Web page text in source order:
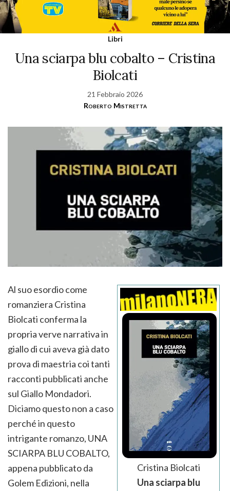
Libri
Una sciarpa blu cobalto – Cristina
Biolcati
21 Febbraio 2026
Roberto Mistretta
Cristina Biolcati
Una sciarpa blu
Al suo esordio come
romanziera Cristina
Biolcati conferma la
propria verve narrativa in
giallo di cui aveva già dato
prova di maestria coi tanti
racconti pubblicati anche
sul Giallo Mondadori.
Diciamo questo non a caso
perché in questo
intrigante romanzo, UNA
SCIARPA BLU COBALTO,
appena pubblicato da
Golem Edizioni, nella